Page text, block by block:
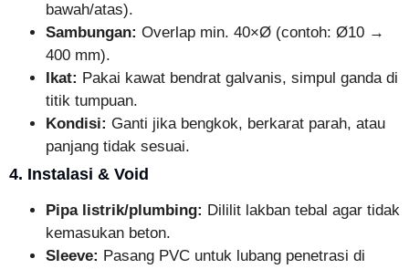
bawah/atas).
Sambungan: Overlap min. 40×Ø (contoh: Ø10 →
400 mm).
Ikat: Pakai kawat bendrat galvanis, simpul ganda di
titik tumpuan.
Kondisi: Ganti jika bengkok, berkarat parah, atau
panjang tidak sesuai.
4. Instalasi & Void
Pipa listrik/plumbing: Dililit lakban tebal agar tidak
kemasukan beton.
Sleeve: Pasang PVC untuk lubang penetrasi di